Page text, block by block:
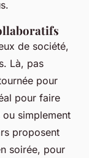
de société,
Là, pas
pour
pour faire
simplement
proposent
soirée, pour